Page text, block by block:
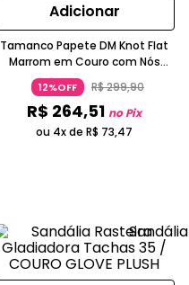
Adicionar
Tamanco Papete DM Knot Flat
Marrom em Couro com Nós
Artesanais
12%OFF R$299,90
R$ 264,51 no Pix
ou 4x de R$ 73,47